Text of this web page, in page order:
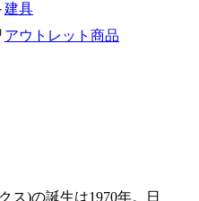
建具
アウトレット商品
ス)の誕生は1970年。日